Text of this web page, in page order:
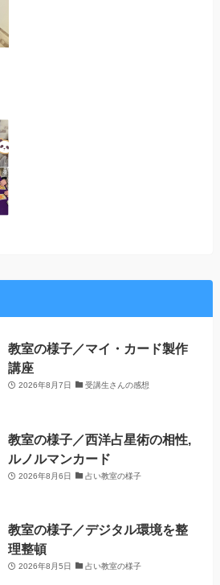
教室の様子／マイ・カード製作
講座
2026年8月7日 受講生さんの感想
教室の様子／西洋占星術の相性,
ルノルマンカード
2026年8月6日 占い教室の様子
教室の様子／デジタル環境を整
理整頓
2026年8月5日 占い教室の様子